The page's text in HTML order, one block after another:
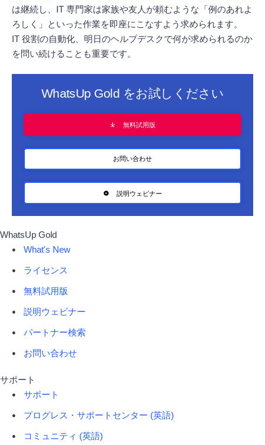
は継続し、IT 専門家は家族や友人が頼むような「例のあれよ
ろしく」といった作業を即座にこなすよう求められます。
IT 役割の自動化、明日のヘルプデスクで何が求められるのか
を問い続けることも重要です。
WhatsUp Gold をお試しください
無料試用版
お問い合わせ
説明ウェビナー
WhatsUp Gold
What's New
ライセンス
無料試用版
説明ウェビナー
パートナー検索
お問い合わせ
サポート
サポート
プログレス・サポートセンター (英語)
コミュニティ (英語)